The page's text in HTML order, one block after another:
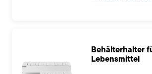
Behälterhalter
Lebensmittel